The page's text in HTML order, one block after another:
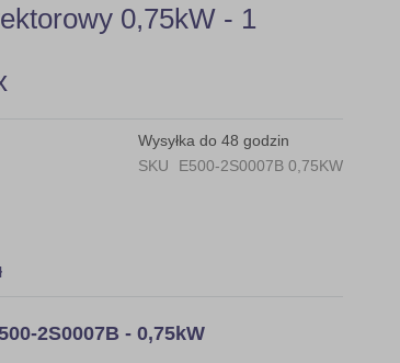
0,75kW - 1
Wysyłka do 48 godzin
SKU
E500-2S0007B 0,75KW
2S0007B - 0,75kW